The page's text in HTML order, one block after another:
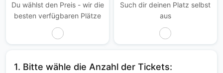
Du wählst den Preis - wir die
besten verfügbaren Plätze
Such dir deinen Platz selbst
aus
1. Bitte wähle die Anzahl der Tickets: